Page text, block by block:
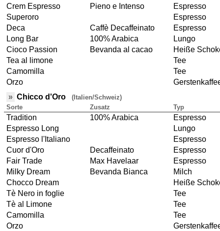
Crem Espresso
Pieno e Intenso
Espresso
Superoro
Espresso
Deca
Caffè Decaffeinato
Espresso
Long Bar
100% Arabica
Lungo
Cioco Passion
Bevanda al cacao
Heiße
Tea al limone
Tee
Camomilla
Tee
Orzo
» Chicco d'Oro (Italien/Schweiz)
Sorte
Zusatz Typ
Tradition 100% Arabica
Espresso
Espresso Long
Lungo
Espresso l'Italiano
Espresso
Cuor d'Oro
Decaffeinato
Espresso
Fair Trade
Max Havelaar
Espresso
Milky Dream
Bevanda Bianca
Milch
Chocco Dream
Heiße
Tè Nero in foglie
Tee
Tè al Limone
Tee
Camomilla
Tee
Orzo